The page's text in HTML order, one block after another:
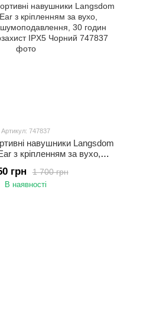
Артикул: 747837
навушники Langsdom
з кріпленням за вухо,
IPX5 Чорний
1 700 грн
грн
В наявності